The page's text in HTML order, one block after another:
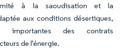
à la saoudisation et la
aux conditions désertiques,
importantes des contrats
de l'énergie.